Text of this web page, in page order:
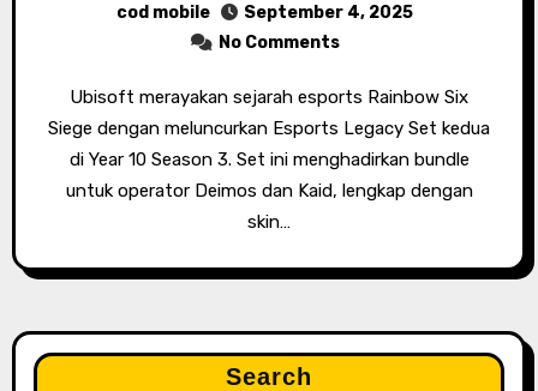
cod mobile
September 4, 2025
No Comments
Ubisoft merayakan sejarah esports Rainbow Six
Siege dengan meluncurkan Esports Legacy Set kedua
di Year 10 Season 3. Set ini menghadirkan bundle
untuk operator Deimos dan Kaid, lengkap dengan
skin…
Search